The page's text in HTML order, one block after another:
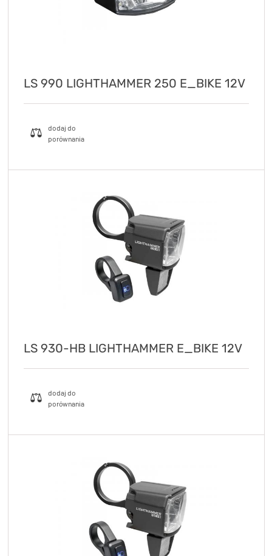
LS 990 LIGHTHAMMER 250 E_BIKE 12V
LS 930-HB LIGHTHAMMER E_BIKE 12V